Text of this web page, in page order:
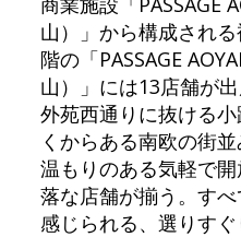
山）」から構成され
階の「PASSAGE
山）」には13店舗が
外苑西通りに抜ける
くからある南欧の街
温もりのある気軽で
落な店舗が揃う。す
感じられる、選りす